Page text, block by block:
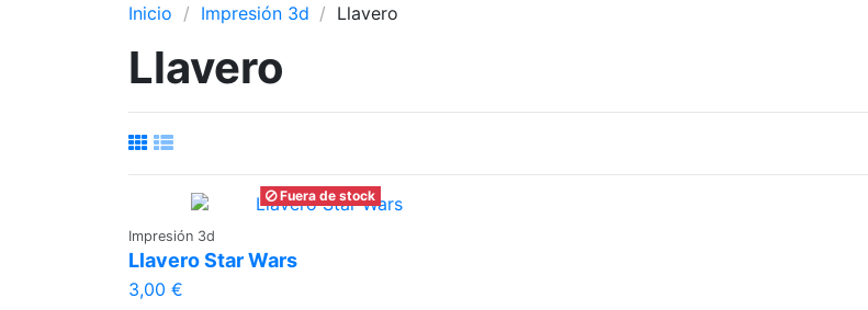
Inicio
Impresión 3d Llavero
Llavero
Fuera de stock
Impresión 3d
Llavero Star Wars
3,00 €